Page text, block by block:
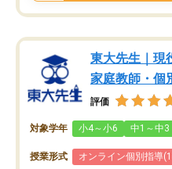
東大先生｜現
家庭教師・個
評価
対象学年 小4～小6 中1～中3
授業形式 オンライン個別指導